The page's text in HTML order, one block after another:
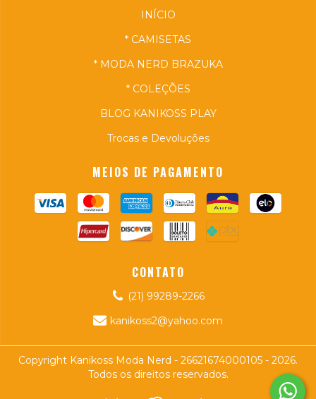
INÍCIO
* CAMISETAS
* MODA NERD BRAZUKA
* COLEÇÕES
BLOG KANIKOSS PLAY
Trocas e Devoluções
MEIOS DE PAGAMENTO
CONTATO
(21) 99289-2266
kanikoss2@yahoo.com
Copyright Kanikoss Moda Nerd - 26621674000105 - 2026.
Todos os direitos reservados.